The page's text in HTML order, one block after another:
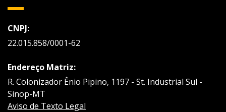
CNPJ:
22.015.858/0001-62
Endereço Matriz:
R. Colonizador Ênio Pipino, 1197 - St. Industrial Sul -
Sinop-MT
Aviso de Texto Legal